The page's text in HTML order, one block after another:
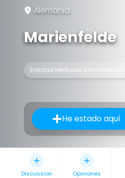
Alemania
Marienfelde
Entidad territorial administrativa
He estado aquí
Discussion Opiniones